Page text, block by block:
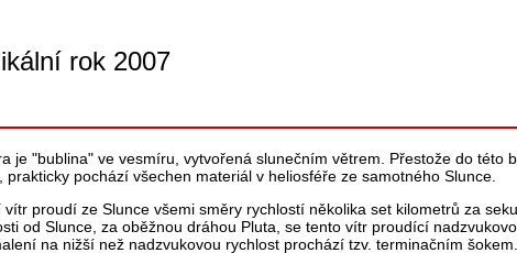
rok 2007
je "bublina" ve vesmíru, vytvořená slunečním větrem. Přestože do
prakticky pochází všechen materiál v heliosféře ze samotného Slunce.
vítr proudí ze Slunce všemi směry rychlostí několika set kilometrů za
od Slunce, za oběžnou dráhou Pluta, se tento vítr proudící
na nižší než nadzvukovou rychlost prochází tzv. terminačním